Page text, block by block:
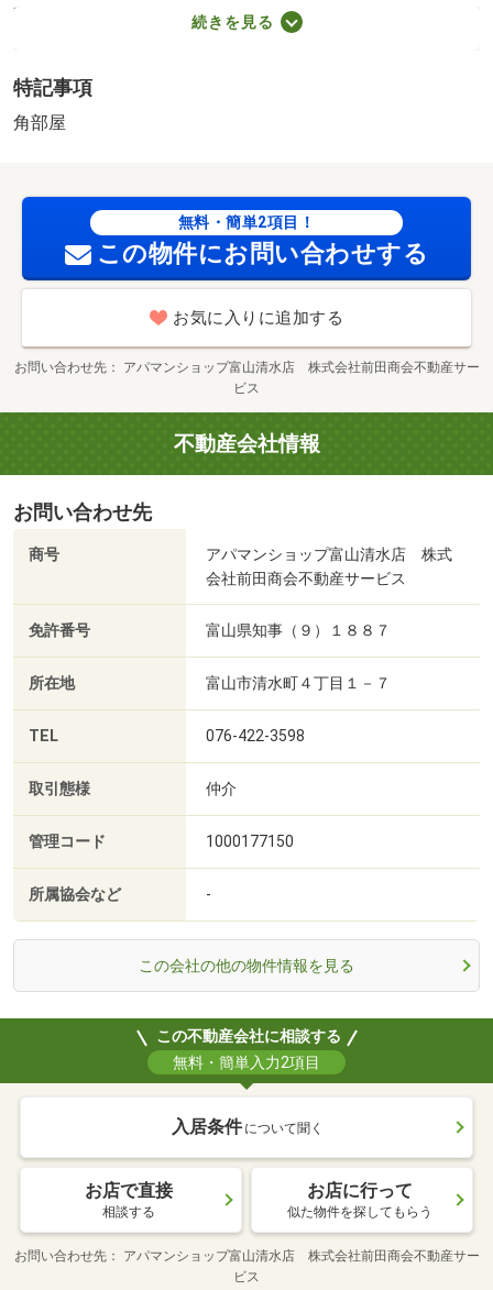
契約時１６５００円（税込）、退去時清掃費：５２２５０
円（税込）、インターネット利用料：有料、更新手数料：
必須 プラザ賃貸保証 家賃等の１００％または１２
０％ 経田・１５７５ｍ 東部・１１６７ｍ コンビニ・
来店不要でお部屋探しができるテレビ電話による接客やお
部屋の内覧が可能でございます！お部屋探しはアパマンシ
ョップへ！ ／加盟団体名：（公社）富山県宅地建物取引
協会 公取協名：北陸不動産公正取引協議会加盟
続きを見る
特記事項
角部屋
無料・簡単2項目！
この物件にお問い合わせする
お気に入りに追加する
お問い合わせ先
アパマンショップ富山清水店 株式会社前田商会不動産サー
ビス
不動産会社情報
お問い合わせ先
商号
アパマンショップ富山清水店 株式
会社前田商会不動産サービス
免許番号 富山県知事（９）１８８７
所在地 富山市清水町４丁目１－７
TEL 076-422-3598
取引態様 仲介
管理コード 1000177150
所属協会など -
この会社の他の物件情報を見る
この不動産会社に相談する
無料・簡単入力2項目
入居条件 について聞く
お店で直接
相談する
お店に行って
似た物件を探してもらう
お問い合わせ先
アパマンショップ富山清水店 株式会社前田商会不動産サー
ビス